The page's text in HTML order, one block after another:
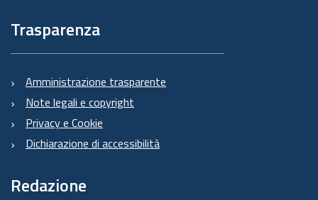
Trasparenza
Amministrazione trasparente
Note legali e copyright
Privacy e Cookie
Dichiarazione di accessibilità
Redazione